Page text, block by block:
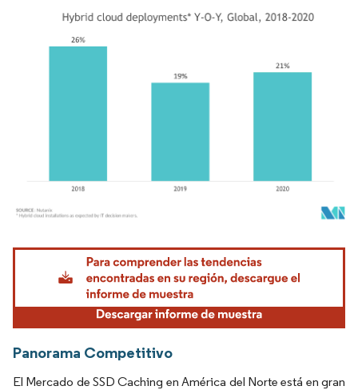
Imagen © Mordor Intelligence. El uso requiere atribución según CC BY 4.0.
Panorama Competitivo
El Mercado de SSD Caching en América del Norte está en gran